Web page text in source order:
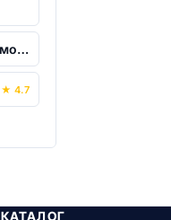
Платформа быстрого создания мобильных...
★ 4.7
КАТАЛОГ